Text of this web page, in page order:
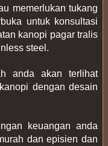
memerlukan tukang
untuk konsultasi
kanopi pagar tralis
steel.
anda akan terlihat
dengan desain
keuangan anda
dan episien dan